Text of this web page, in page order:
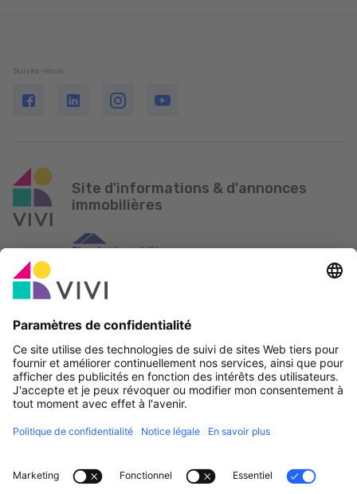
Suivez-nous
Site d'informations & d'annonces
immobilières
Professionnels, devenez membres!